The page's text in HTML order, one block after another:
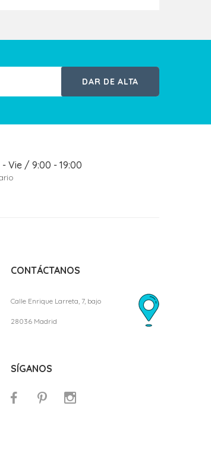
DAR DE ALTA
- Vie / 9:00 - 19:00
CONTÁCTANOS
Calle Enrique Larreta, 7, bajo
28036 Madrid
SÍGANOS